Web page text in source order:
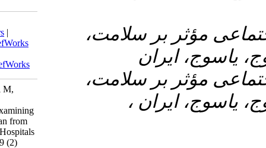
BibTeX
EndNote |Medlars |
ProCite
Reference Manager| RefWorks
Mendeley
RefWorks
Mohammadhosseini S, Eskandari M,
Mohammadhosseini Servak R. Examining
the State of the Health System Plan from
the Perspective of the Patients of Hospitals
in Yasuj, Iran. armaghanj 2024; 29 (2)